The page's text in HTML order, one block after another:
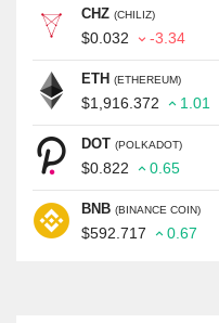
CHZ (CHILIZ)
$0.032 -3.34
ETH (ETHEREUM)
$1,916.372 1.01
DOT (POLKADOT)
$0.822 0.65
BNB (BINANCE COIN)
$592.717 0.67